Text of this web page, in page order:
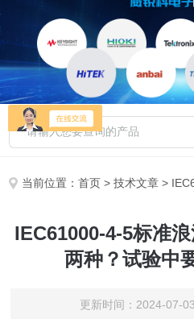
当前位置：首页 >技术文章 >
IEC61000-4-5标准
两种？试验中
更新时间：2024-